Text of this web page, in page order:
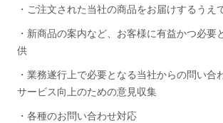
・ご注文された当社の商品をお届けするうえ
・新商品の案内など、お客様に有益かつ必要
供
・業務遂行上で必要となる当社からの問い合
サービス向上のための意見収集
・各種のお問い合わせ対応